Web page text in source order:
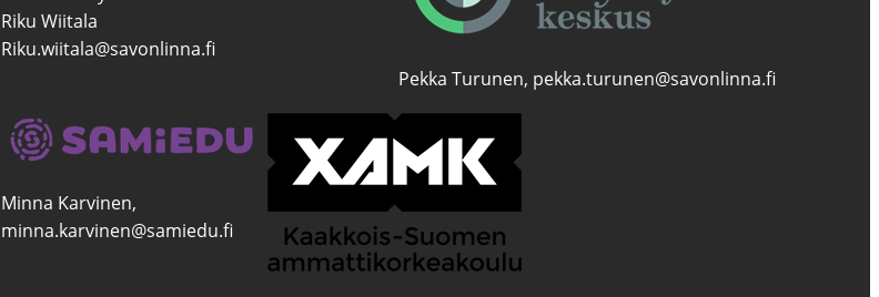
Riku Wiitala
Riku.wiitala@savonlinna.fi
Pekka Turunen, pekka.turunen@savonlinna.fi
Minna Karvinen,
minna.karvinen@samiedu.fi